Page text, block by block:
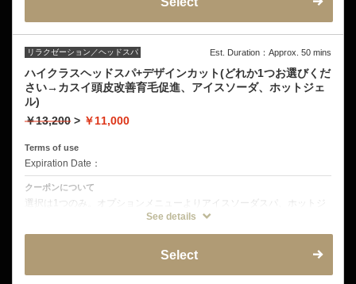
リラクゼーション／ヘッドスパ Est. Duration：Approx. 50 mins
ハイクラスヘッドスパ+デザインカット(どれか1つお選びくだ
さい→カスイ頭皮改善育毛促進、アイスソーダ、ホットジェ
ル)
￥13,200 > ￥11,000
Terms of use
Expiration Date：
クーポンについて
選択は1つのみ。オプションメニューよりアイスソーダスパ、ホットジ
ェルスパ、カスイスパのどれかひとつご希望のメニューをお選びくださ
See details
Select